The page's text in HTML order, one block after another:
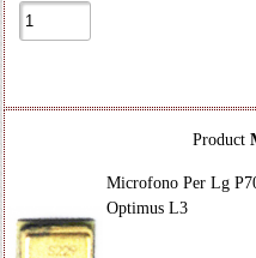
Product
Microfono Per Lg
Optimus L3